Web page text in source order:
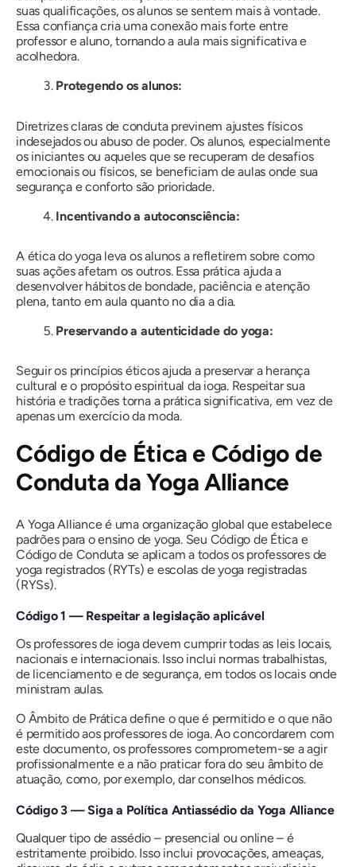
suas qualificações, os alunos se sentem mais à vontade.
Essa confiança cria uma conexão mais forte entre
professor e aluno, tornando a aula mais significativa e
acolhedora.
Protegendo os alunos:
Diretrizes claras de conduta previnem ajustes físicos
indesejados ou abuso de poder. Os alunos, especialmente
os iniciantes ou aqueles que se recuperam de desafios
emocionais ou físicos, se beneficiam de aulas onde sua
segurança e conforto são prioridade.
Incentivando a autoconsciência:
A ética do yoga leva os alunos a refletirem sobre como
suas ações afetam os outros. Essa prática ajuda a
desenvolver hábitos de bondade, paciência e atenção
plena, tanto em aula quanto no dia a dia.
Preservando a autenticidade do yoga:
Seguir os princípios éticos ajuda a preservar a herança
cultural e o propósito espiritual da ioga. Respeitar sua
história e tradições torna a prática significativa, em vez de
apenas um exercício da moda.
Código de Ética e Código de
Conduta da Yoga Alliance
A Yoga Alliance é uma organização global que estabelece
padrões para o ensino de yoga. Seu Código de Ética e
Código de Conduta se aplicam a todos os professores de
yoga registrados (RYTs) e escolas de yoga registradas
(RYSs).
Código 1 — Respeitar a legislação aplicável
Os professores de ioga devem cumprir todas as leis locais,
nacionais e internacionais. Isso inclui normas trabalhistas,
de licenciamento e de segurança, em todos os locais onde
ministram aulas.
O Âmbito de Prática define o que é permitido e o que não
é permitido aos professores de ioga. Ao concordarem com
este documento, os professores comprometem-se a agir
profissionalmente e a não praticar fora do seu âmbito de
atuação, como, por exemplo, dar conselhos médicos.
Código 3 — Siga a Política Antiassédio da Yoga Alliance
Qualquer tipo de assédio – presencial ou online – é
estritamente proibido. Isso inclui provocações, ameaças,